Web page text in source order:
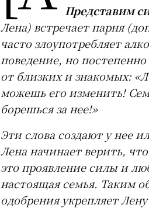
Представим
Лена) встречает парня
часто злоупотребляет
поведение, но
от близких и знакомых:
можешь его изменить!
борешься за нее!»
Эти слова создают у нее
Лена начинает верить,
это проявление силы и
настоящая семья. Таким
одобрения укрепляет